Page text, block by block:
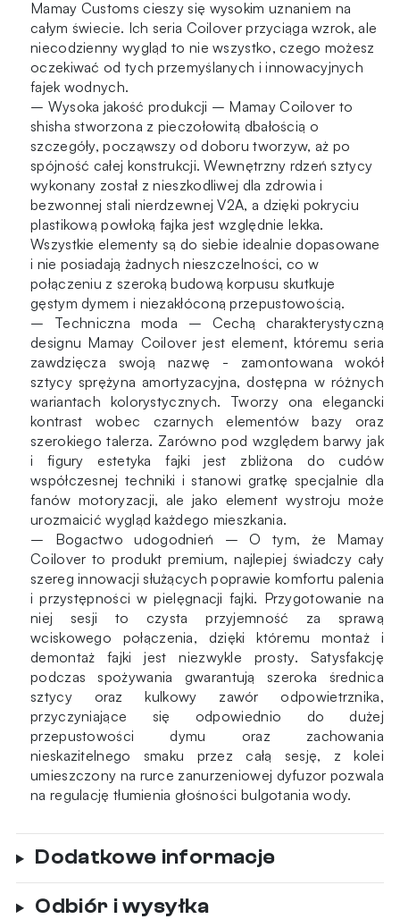
Gold
Splash
Mamay Customs cieszy się wysokim uznaniem na
całym świecie. Ich seria Coilover przyciąga wzrok, ale
niecodzienny wygląd to nie wszystko, czego możesz
oczekiwać od tych przemyślanych i innowacyjnych
fajek wodnych.
– Wysoka jakość produkcji – Mamay Coilover to
shisha stworzona z pieczołowitą dbałością o
szczegóły, począwszy od doboru tworzyw, aż po
spójność całej konstrukcji. Wewnętrzny rdzeń sztycy
wykonany został z nieszkodliwej dla zdrowia i
bezwonnej stali nierdzewnej V2A, a dzięki pokryciu
plastikową powłoką fajka jest względnie lekka.
Wszystkie elementy są do siebie idealnie dopasowane
i nie posiadają żadnych nieszczelności, co w
połączeniu z szeroką budową korpusu skutkuje
gęstym dymem i niezakłóconą przepustowością.
– Techniczna moda – Cechą charakterystyczną
designu Mamay Coilover jest element, któremu seria
zawdzięcza swoją nazwę - zamontowana wokół
sztycy sprężyna amortyzacyjna, dostępna w różnych
wariantach kolorystycznych. Tworzy ona elegancki
kontrast wobec czarnych elementów bazy oraz
szerokiego talerza. Zarówno pod względem barwy jak
i figury estetyka fajki jest zbliżona do cudów
współczesnej techniki i stanowi gratkę specjalnie dla
fanów motoryzacji, ale jako element wystroju może
urozmaicić wygląd każdego mieszkania.
– Bogactwo udogodnień – O tym, że Mamay
Coilover to produkt premium, najlepiej świadczy cały
szereg innowacji służących poprawie komfortu palenia
i przystępności w pielęgnacji fajki. Przygotowanie na
niej sesji to czysta przyjemność za sprawą
wciskowego połączenia, dzięki któremu montaż i
demontaż fajki jest niezwykle prosty. Satysfakcję
podczas spożywania gwarantują szeroka średnica
sztycy oraz kulkowy zawór odpowietrznika,
przyczyniające się odpowiednio do dużej
przepustowości dymu oraz zachowania
nieskazitelnego smaku przez całą sesję, z kolei
umieszczony na rurce zanurzeniowej dyfuzor pozwala
na regulację tłumienia głośności bulgotania wody.
Dodatkowe informacje
Odbiór i wysyłka